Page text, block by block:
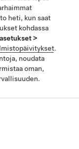
heti, kun saat
kohdassa
>
.
noudata
oman,